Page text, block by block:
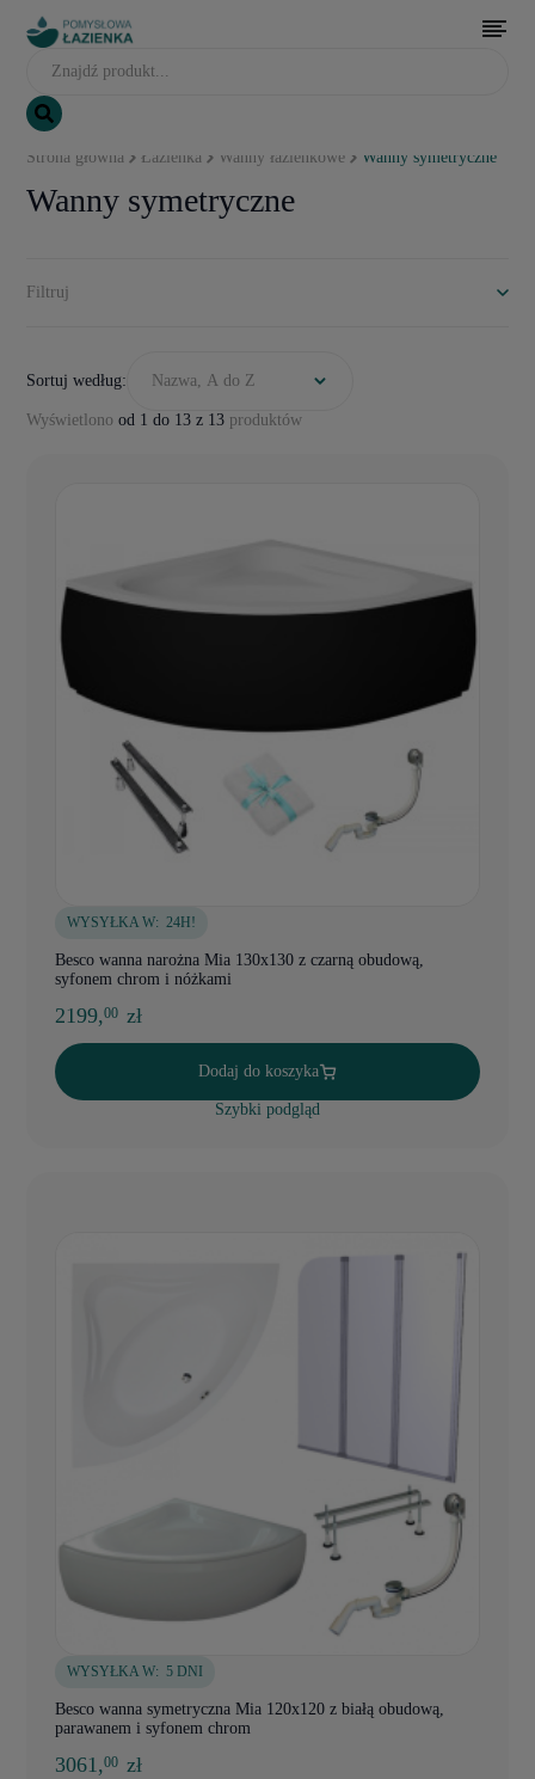
Strona główna Łazienka Wanny łazienkowe Wanny symetryczne
Wanny symetryczne
Filtruj
Wyświetlono od 1 do 13 z 13 produktów
Sortuj według: Nazwa, A do Z
WYSYŁKA W: 24H!
Besco wanna narożna Mia 130x130 z czarną obudową,
syfonem chrom i nóżkami
2199,00 zł
Dodaj do koszyka
Szybki podgląd
WYSYŁKA W: 5 DNI
Besco wanna symetryczna Mia 120x120 z białą obudową,
parawanem i syfonem chrom
3061,00 zł